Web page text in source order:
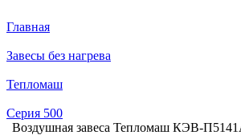
Главная
Завесы без нагрева
Тепломаш
Серия 500
Воздушная завеса Тепломаш КЭВ-